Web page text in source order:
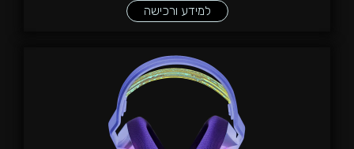
למידע ורכישה